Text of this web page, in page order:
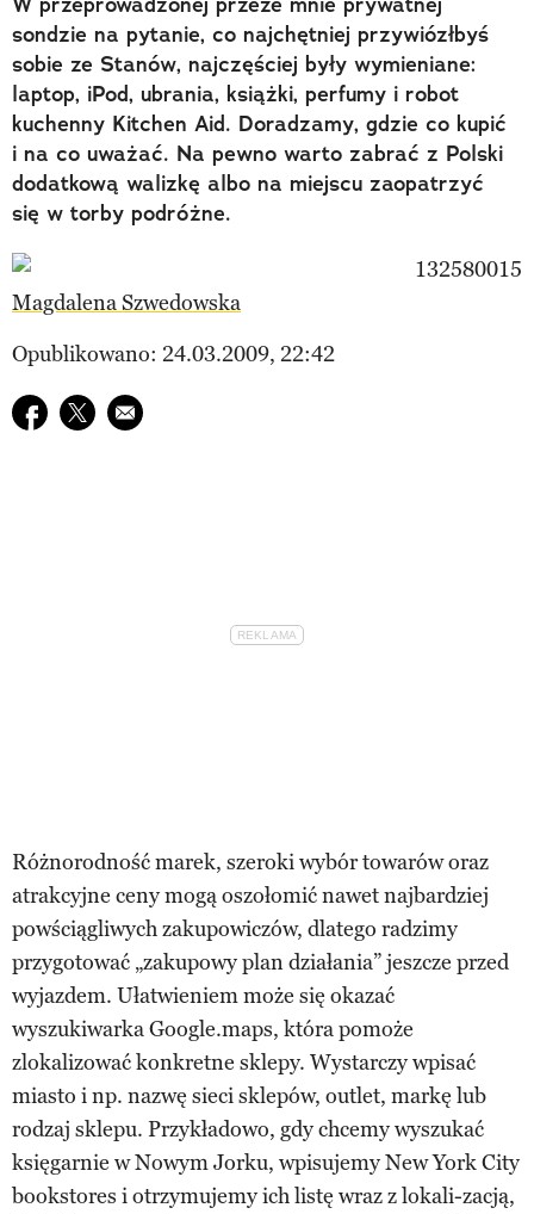
sondzie na pytanie, co najchętniej przywiózłbyś
sobie ze Stanów, najczęściej były wymieniane:
laptop, iPod, ubrania, książki, perfumy i robot
kuchenny Kitchen Aid. Doradzamy, gdzie co kupić
i na co uważać. Na pewno warto zabrać z Polski
dodatkową walizkę albo na miejscu zaopatrzyć
się w torby podróżne.
Magdalena Szwedowska
Opublikowano: 24.03.2009, 22:42
Udostępnij na facebook
Udostępnij na twitter
E-mail do przyjaciela
Różnorodność marek, szeroki wybór towarów oraz
atrakcyjne ceny mogą oszołomić nawet najbardziej
powściągliwych zakupowiczów, dlatego radzimy
przygotować „zakupowy plan działania” jeszcze przed
wyjazdem. Ułatwieniem może się okazać
wyszukiwarka Google.maps, która pomoże
zlokalizować konkretne sklepy. Wystarczy wpisać
miasto i np. nazwę sieci sklepów, outlet, markę lub
rodzaj sklepu. Przykładowo, gdy chcemy wyszukać
księgarnie w Nowym Jorku, wpisujemy New York City
bookstores i otrzymujemy ich listę wraz z lokali-zacją,